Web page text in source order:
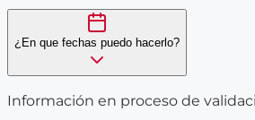
¿En que fechas puedo hacerlo?
Información en proceso de